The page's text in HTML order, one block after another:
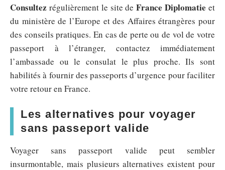
Consultez régulièrement le site deFrance Diplomatie et
du ministère de l’Europe et des Affaires étrangères pour
des conseils pratiques. En cas de perte ou de vol de votre
passeport à l’étranger, contactez immédiatement
l’ambassade ou le consulat le plus proche. Ils sont
habilités à fournir des passeports d’urgence pour faciliter
votre retour en France.
Les alternatives pour voyager
sans passeport valide
Voyager sans passeport valide peut sembler
insurmontable, mais plusieurs alternatives existent pour